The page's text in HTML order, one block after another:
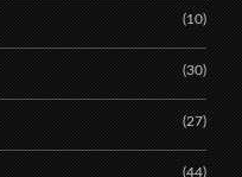
(10)
(30)
(27)
(44)